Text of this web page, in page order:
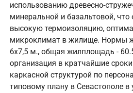
использованию древесно-
минеральной и базальтовой, что
высокую термоизоляцию,
микроклимат в жилище. Нормы
6х7,5 м., общая жилплощадь -
организация в кратчайшие
каркасной структурой по
типовому плану в Севастополе в